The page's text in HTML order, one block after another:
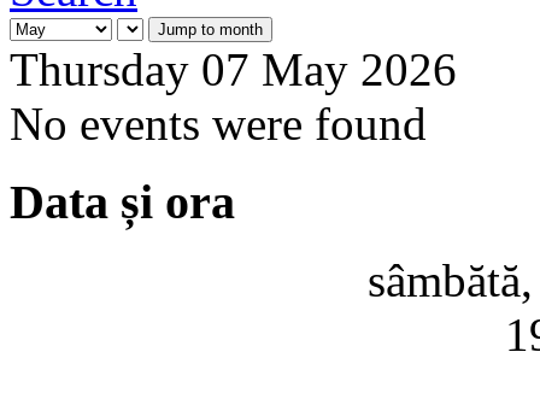
Jump to month
Thursday 07 May 2026
No events were found
Data și ora